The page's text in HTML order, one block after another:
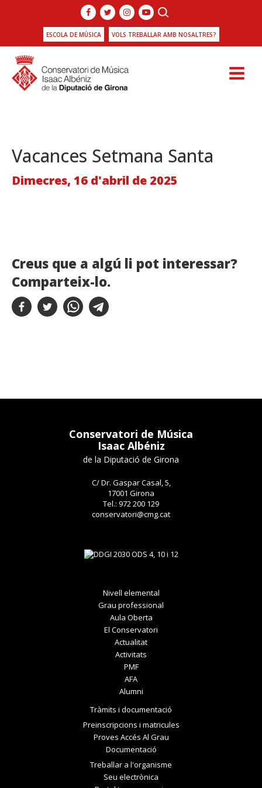
ESCOLA DE MÚSICA VOLS TREBALLAR AMB NOSALTRES?
Vacances Setmana Santa
Dimecres, 16 d'abril de 2025
Creus que a algú li pot interessar?
Comparteix-lo.
Conservatori de Música
Isaac Albéniz
de la Diputació de Girona
C/ Dr. Gaspar Casal, 5,
17001 Girona
Tel.: 972 200 129
conservatori@cmg.cat
Nivell elemental
Grau professional
Aula Oberta
El Conservatori
Actualitat
Activitats
PMF
AFA
Alumni
Tràmits i documentació
Preinscripcions i matricules
Proves Accés Al Grau
Documentació
Treballar a l'organisme
Seu electrònica